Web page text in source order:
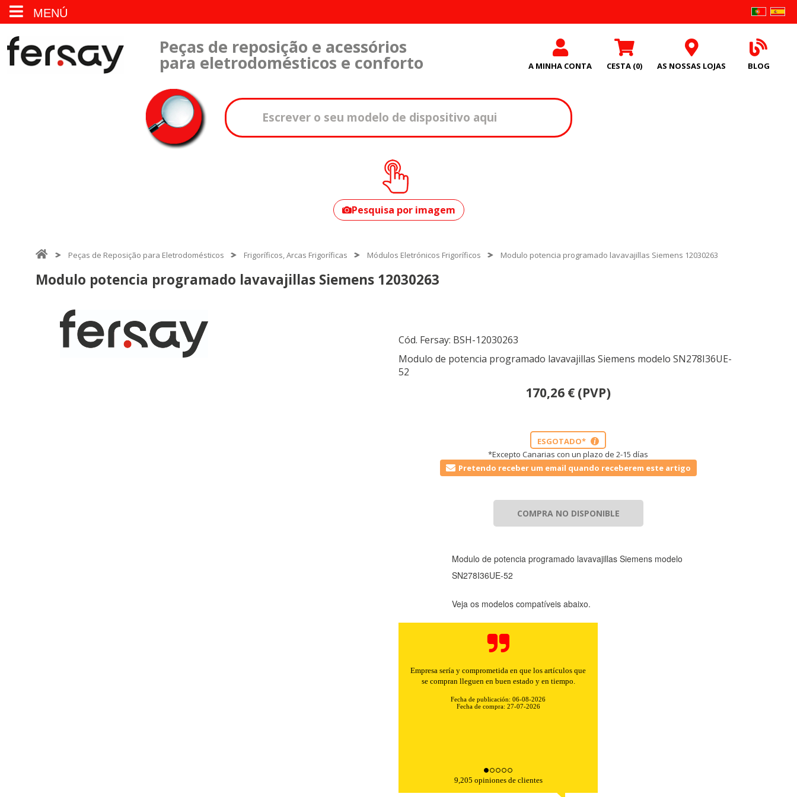
MENÚ
Peças de reposição e acessórios
para eletrodomésticos e conforto A MINHA CONTA CESTA (0) AS NOSSAS LOJAS BLOG
seu modelo?
Pesquisa por imagem
Peças de Reposição para Eletrodomésticos Frigoríficos, Arcas Frigoríficas Módulos Eletrónicos Frigoríficos Modulo potencia programado lavavajillas Siemens 12030263
Modulo potencia programado lavavajillas Siemens 12030263
Cód. Fersay: BSH-12030263
Modulo de potencia programado lavavajillas Siemens modelo SN278I36UE-
52
170,26 € (PVP)
ESGOTADO* i
*Excepto Canarias con un plazo de 2-15 días
Pretendo receber um email quando receberem este artigo
COMPRA NO DISPONIBLE
Modulo de potencia programado lavavajillas Siemens modelo
SN278I36UE-52
Veja os modelos compatíveis abaixo.
Empresa sería y comprometida en que los artículos que
se compran lleguen en buen estado y en tiempo.
Fecha de publicación: 06-08-2026
Fecha de compra: 27-07-2026
9,205 opiniones de clientes